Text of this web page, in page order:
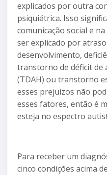
explicados por outra
psiquiátrica. Isso
comunicação social e
ser explicado por
desenvolvimento,
transtorno de déficit de
(TDAH) ou transtorno
esses prejuízos não
esses fatores, então é
esteja no espectro
Para receber um
cinco condições acima